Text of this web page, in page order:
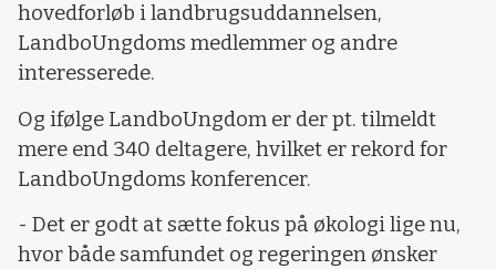
hovedforløb i landbrugsuddannelsen,
LandboUngdoms medlemmer og andre
interesserede.
Og ifølge LandboUngdom er der pt. tilmeldt
mere end 340 deltagere, hvilket er rekord for
LandboUngdoms konferencer.
- Det er godt at sætte fokus på økologi lige nu,
hvor både samfundet og regeringen ønsker